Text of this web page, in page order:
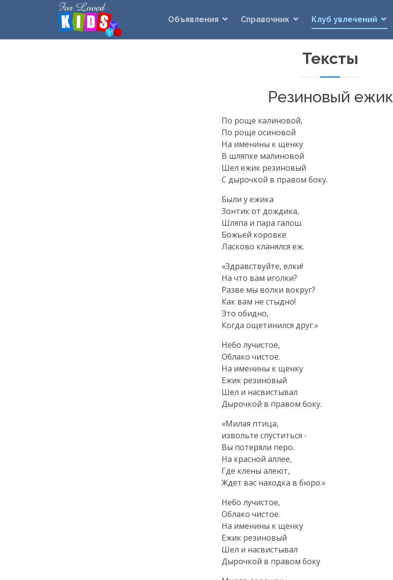
Объявления Справочник Клуб увлечений
Тексты
Резиновый ежик
По роще калиновой,
По роще осиновой
На именины к щенку
В шляпке малиновой
Шел ежик резиновый
С дырочкой в правом боку.
Были у ежика
Зонтик от дождика,
Шляпа и пара галош.
Божьей коровке
Ласково кланялся еж.
«Здравствуйте, елки!
На что вам иголки?
Разве мы волки вокруг?
Как вам не стыдно!
Это обидно,
Когда ощетинился друг.»
Небо лучистое,
Облако чистое.
На именины к щенку
Ежик резиновый
Шел и насвистывал
Дырочкой в правом боку.
«Милая птица,
извольте спуститься -
Вы потеряли перо.
На красной аллее,
Где клены алеют,
Ждет вас находка в бюро.»
Небо лучистое,
Облако чистое.
На именины к щенку
Ежик резиновый
Шел и насвистывал
Дырочкой в правом боку